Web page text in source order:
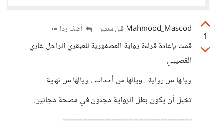
1
Mahmood_Masood قبل سنتين أضف ردا
قمت بإعادة قراءة رواية العصفورية للعبقري الراحل غازي
القصيبي
ويالها من رواية ، ويالها من أحداث ، ويالها من نهاية
تخيل أن يكون بطل الرواية مجنون في مصحة مجانين.
-----------------------------------------------------